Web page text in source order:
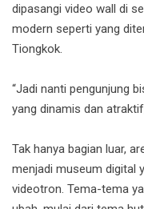
dipasangi video wall di
modern seperti yang
Tiongkok.
“Jadi nanti pengunjung
yang dinamis dan
Tak hanya bagian luar,
menjadi museum digital
videotron. Tema-tema